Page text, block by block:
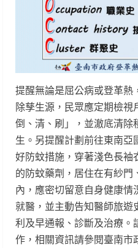
提醒無論是屈公病或登革
除孳生源，民眾應定期檢視
倒、清、刷」，並澈底清除
生。另提醒計劃前往東南
好防蚊措施，穿著淺色長
的防蚊藥劑，居住在有紗門
內，應密切留意自身健康
就醫，並主動告知醫師旅
利及早通報、診斷及治療
作，相關資訊請參閱臺南市